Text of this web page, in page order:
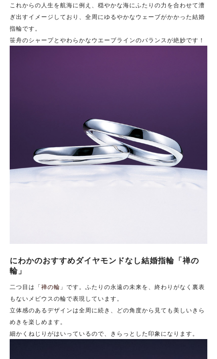
これからの人生を航海に例え、穏やかな海にふたりの力を合わせて漕
ぎ出すイメージしており、全周にゆるやかなウェーブがかかった結婚
指輪です。
笹舟のシャープとやわらかなウエーブラインのバランスが絶妙です！
にわかのおすすめダイヤモンドなし結婚指輪「禅の
輪」
二つ目は「禅の輪 」です。ふたりの永遠の未来を、終わりがなく裏表
もないメビウスの輪で表現しています。
立体感のあるデザインは全周に続き、どの角度から見ても美しいきら
めきを楽しめます。
細かくねじりがはいっているので、きらっとした印象になります。